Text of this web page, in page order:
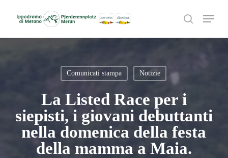
search
Menu
Comunicati stampa Notizie
La Listed Race per i
siepisti, i giovani debuttanti
nella domenica della festa
della mamma a Maia.